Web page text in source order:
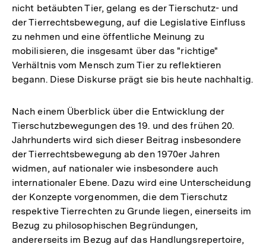
nicht betäubten Tier, gelang es der Tierschutz- und
der Tierrechtsbewegung, auf die Legislative Einfluss
zu nehmen und eine öffentliche Meinung zu
mobilisieren, die insgesamt über das "richtige"
Verhältnis vom Mensch zum Tier zu reflektieren
begann. Diese Diskurse prägt sie bis heute nachhaltig.
Nach einem Überblick über die Entwicklung der
Tierschutzbewegungen des 19. und des frühen 20.
Jahrhunderts wird sich dieser Beitrag insbesondere
der Tierrechtsbewegung ab den 1970er Jahren
widmen, auf nationaler wie insbesondere auch
internationaler Ebene. Dazu wird eine Unterscheidung
der Konzepte vorgenommen, die dem Tierschutz
respektive Tierrechten zu Grunde liegen, einerseits im
Bezug zu philosophischen Begründungen,
andererseits im Bezug auf das Handlungsrepertoire,